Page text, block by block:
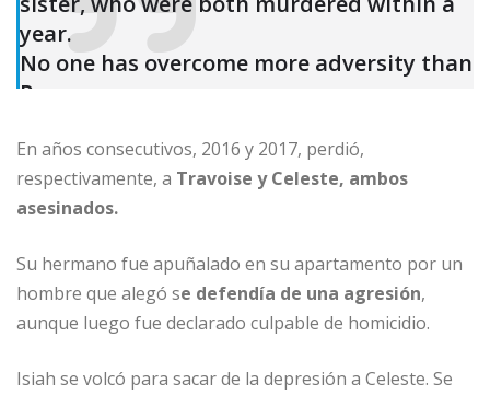
year.
No one has overcome more adversity than
Pop.
One of the all-time great resilient stories
in sports.
pic.twitter.com/W8dWCzDTeA
30, 2024
En años consecutivos, 2016 y 2017, perdió,
respectivamente, a Travoise y Celeste, ambos
asesinados.
Su hermano fue apuñalado en su apartamento por un
hombre que alegó se defendía de una agresión,
aunque luego fue declarado culpable de homicidio.
Isiah se volcó para sacar de la depresión a Celeste. Se